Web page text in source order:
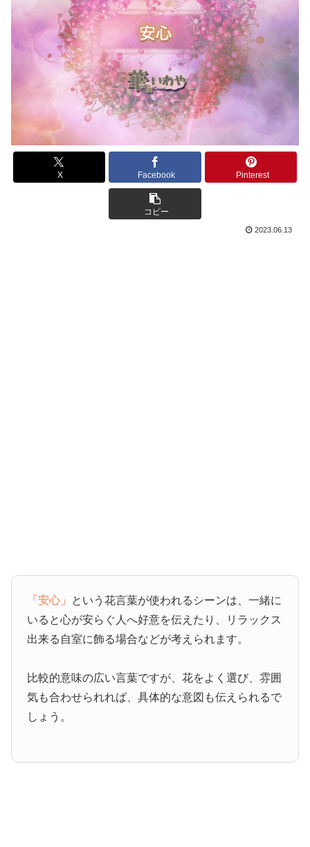
X Facebook Pinterest
コピー
2023.06.13
「安心」 という花言葉が使われるシーンは、一緒に
いると心が安らぐ人へ好意を伝えたり、リラックス
出来る自室に飾る場合などが考えられます。
比較的意味の広い言葉ですが、花をよく選び、雰囲
気も合わせられれば、具体的な意図も伝えられるで
しょう。